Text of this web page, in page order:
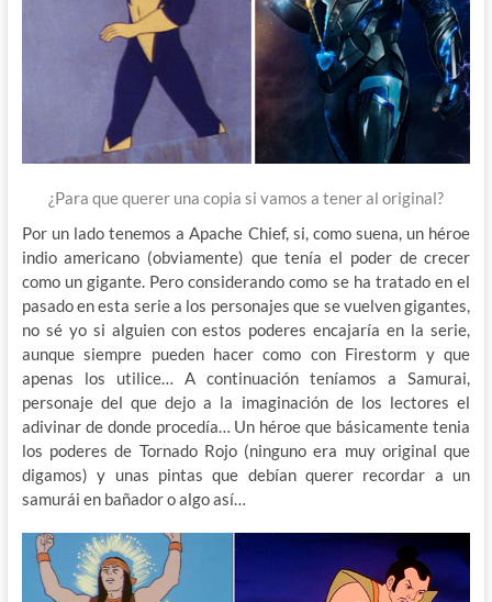
¿Para que querer una copia si vamos a tener al original?
Por un lado tenemos a Apache Chief, si, como suena, un héroe
indio americano (obviamente) que tenía el poder de crecer
como un gigante. Pero considerando como se ha tratado en el
pasado en esta serie a los personajes que se vuelven gigantes,
no sé yo si alguien con estos poderes encajaría en la serie,
aunque siempre pueden hacer como con Firestorm y que
apenas los utilice… A continuación teníamos a Samurai,
personaje del que dejo a la imaginación de los lectores el
adivinar de donde procedía… Un héroe que básicamente tenia
los poderes de Tornado Rojo (ninguno era muy original que
digamos) y unas pintas que debían querer recordar a un
samurái en bañador o algo así…